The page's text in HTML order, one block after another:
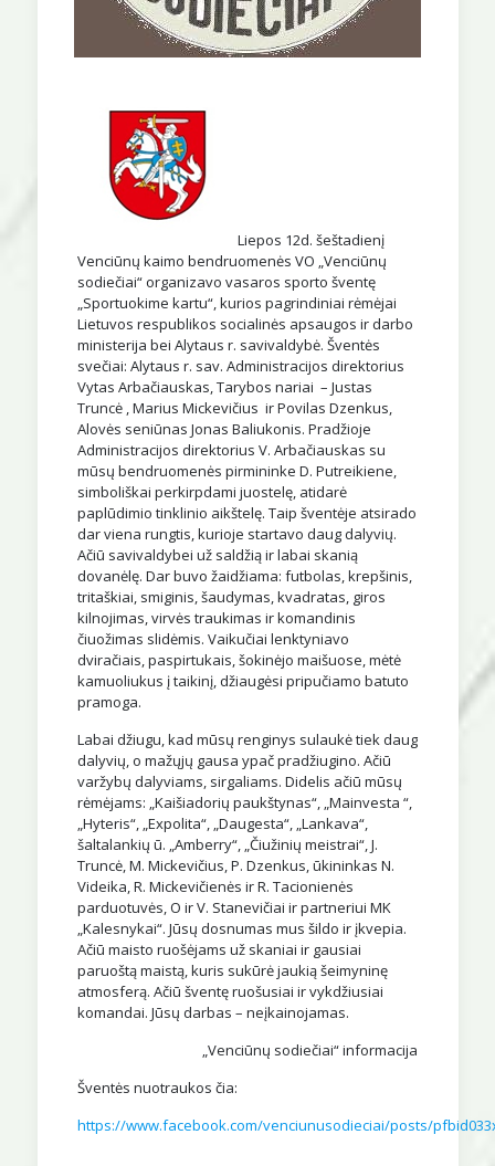
Liepos 12d. šeštadienį
Venciūnų kaimo bendruomenės VO „Venciūnų
sodiečiai“ organizavo vasaros sporto šventę
„Sportuokime kartu“, kurios pagrindiniai rėmėjai
Lietuvos respublikos socialinės apsaugos ir darbo
ministerija bei Alytaus r. savivaldybė. Šventės
svečiai: Alytaus r. sav. Administracijos direktorius
Vytas Arbačiauskas, Tarybos nariai – Justas
Truncė , Marius Mickevičius ir Povilas Dzenkus,
Alovės seniūnas Jonas Baliukonis. Pradžioje
Administracijos direktorius V. Arbačiauskas su
mūsų bendruomenės pirmininke D. Putreikiene,
simboliškai perkirpdami juostelę, atidarė
paplūdimio tinklinio aikštelę. Taip šventėje atsirado
dar viena rungtis, kurioje startavo daug dalyvių.
Ačiū savivaldybei už saldžią ir labai skanią
dovanėlę. Dar buvo žaidžiama: futbolas, krepšinis,
tritaškiai, smiginis, šaudymas, kvadratas, giros
kilnojimas, virvės traukimas ir komandinis
čiuožimas slidėmis. Vaikučiai lenktyniavo
dviračiais, paspirtukais, šokinėjo maišuose, mėtė
kamuoliukus į taikinį, džiaugėsi pripučiamo batuto
pramoga.
Labai džiugu, kad mūsų renginys sulaukė tiek daug
dalyvių, o mažųjų gausa ypač pradžiugino. Ačiū
varžybų dalyviams, sirgaliams. Didelis ačiū mūsų
rėmėjams: „Kaišiadorių paukštynas“, „Mainvesta “,
„Hyteris“, „Expolita“, „Daugesta“, „Lankava“,
šaltalankių ū. „Amberry“, „Čiužinių meistrai“, J.
Truncė, M. Mickevičius, P. Dzenkus, ūkininkas N.
Videika, R. Mickevičienės ir R. Tacionienės
parduotuvės, O ir V. Stanevičiai ir partneriui MK
„Kalesnykai“. Jūsų dosnumas mus šildo ir įkvepia.
Ačiū maisto ruošėjams už skaniai ir gausiai
paruoštą maistą, kuris sukūrė jaukią šeimyninę
atmosferą. Ačiū šventę ruošusiai ir vykdžiusiai
komandai. Jūsų darbas – neįkainojamas.
„Venciūnų sodiečiai“ informacija
Šventės nuotraukos čia:
https://www.facebook.com/venciunusodieciai/posts/